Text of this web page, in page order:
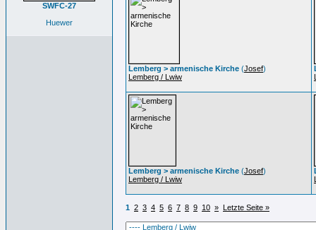
SWFC-27
Huewer
Lemberg > armenische Kirche (Josef)
Lemberg / Lwiw
Lemberg > armenische Kirche (Josef)
Lemberg / Lwiw
1 2 3 4 5 6 7 8 9 10 » Letzte Seite »